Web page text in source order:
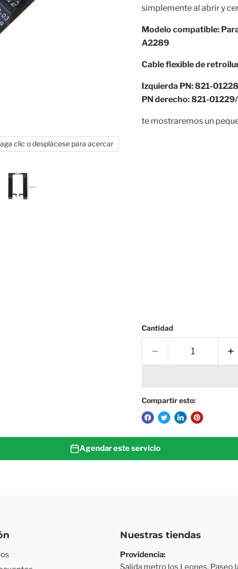
clic o desplácese para acercar
simplemente al abrir y
Modelo compatible:
A2289
Cable flexible de
Izquierda PN: 821-
PN derecho: 821-
te mostraremos un
Cantidad
Compartir esto:
Agendar este servicio
Nuestras tiendas
Providencia:
Salida metro los Leones, Paseo